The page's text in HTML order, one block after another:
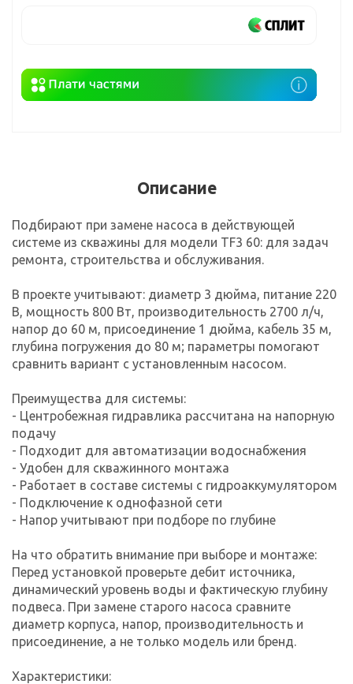
Описание
Подбирают при замене насоса в действующей
системе из скважины для модели TF3 60: для задач
ремонта, строительства и обслуживания.
В проекте учитывают: диаметр 3 дюйма, питание 220
В, мощность 800 Вт, производительность 2700 л/ч,
напор до 60 м, присоединение 1 дюйма, кабель 35 м,
глубина погружения до 80 м; параметры помогают
сравнить вариант с установленным насосом.
Преимущества для системы:
- Центробежная гидравлика рассчитана на напорную
подачу
- Подходит для автоматизации водоснабжения
- Удобен для скважинного монтажа
- Работает в составе системы с гидроаккумулятором
- Подключение к однофазной сети
- Напор учитывают при подборе по глубине
На что обратить внимание при выборе и монтаже:
Перед установкой проверьте дебит источника,
динамический уровень воды и фактическую глубину
подвеса. При замене старого насоса сравните
диаметр корпуса, напор, производительность и
присоединение, а не только модель или бренд.
Характеристики: